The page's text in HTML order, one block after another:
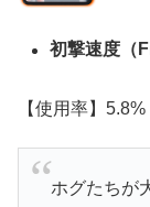
初撃速度（
【使用率】5.8%
ホグたちが